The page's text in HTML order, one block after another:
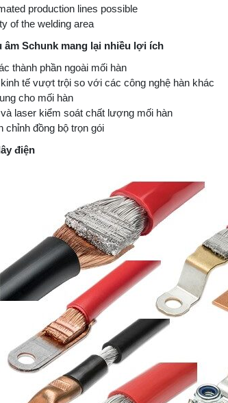
production lines possible
of the welding area
âm Schunk mang lại nhiều lợi ích
thành phần ngoài mối hàn
tế vượt trội so với các công nghệ hàn khác
cho mối hàn
laser kiểm soát chất lượng mối hàn
chỉnh đồng bộ trọn gói
điện